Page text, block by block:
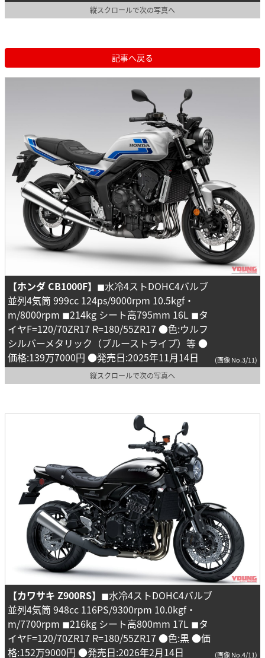
縦スクロールで次の写真へ
記事へ戻る
【ホンダ CB1000F】 ◼︎水冷4ストDOHC4バルブ
並列4気筒 999cc 124ps/9000rpm 10.5kgf・
m/8000rpm ◼︎214kg シート高795mm 16L ◼︎タ
イヤF=120/70ZR17 R=180/55ZR17 ●色:ウルフ
シルバーメタリック（ブルーストライプ）等 ●
価格:139万7000円 ●発売日:2025年11月14日
(画像 No.3/11)
縦スクロールで次の写真へ
【カワサキ Z900RS】 ◼︎水冷4ストDOHC4バルブ
並列4気筒 948cc 116PS/9300rpm 10.0kgf・
m/7700rpm ◼︎216kg シート高800mm 17L ◼︎タ
イヤF=120/70ZR17 R=180/55ZR17 ●色:黒 ●価
格:152万9000円 ●発売日:2026年2月14日
(画像 No.4/11)